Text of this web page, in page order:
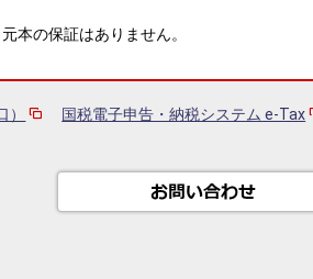
本の保証はありません。
国税電子申告・納税システム e-Tax